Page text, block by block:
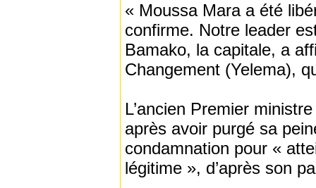
« Moussa Mara a été
confirme. Notre leader
Bamako, la capitale, a
Changement (Yelema),
L’ancien Premier
après avoir purgé sa
condamnation pour «
légitime », d’après son